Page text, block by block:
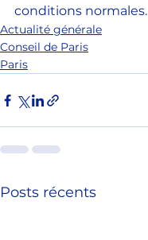
conditions normales.
Actualité générale
Conseil de Paris
Paris
Posts récents